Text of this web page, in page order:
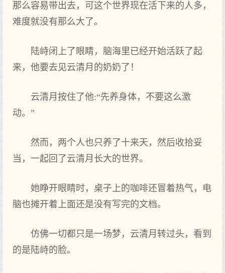
那么容易带出去，可这个世界现在活下来的人多，
难度就没有那么大了。
陆峙闭上了眼睛，脑海里已经开始活跃了起
来，他要去见云清月的奶奶了！
云清月按住了他:“先养身体，不要这么激
动。”
然而，两个人也只养了十来天，然后收拾妥
当，一起回了云清月长大的世界。
她睁开眼睛时，桌子上的咖啡还冒着热气，电
脑也摊开着上面还是没有写完的文档。
仿佛一切都只是一场梦，云清月转过头，看到
的是陆峙的脸。